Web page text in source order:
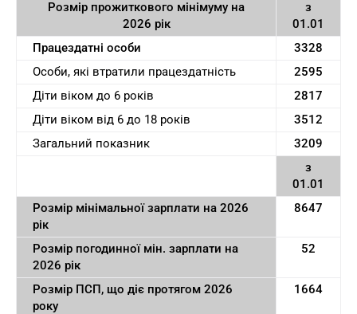
Розмір прожиткового мінімуму на
2026 рік
з
01.01
Працездатні особи
3328
Особи, які втратили працездатність
2595
Діти віком до 6 років
2817
Діти віком від 6 до 18 років
3512
Загальний показник
3209
з
01.01
Розмір мінімальної зарплати на 2026
рік
8647
Розмір погодинної мін. зарплати на
2026 рік
52
Розмір ПСП, що діє протягом 2026
року
1664